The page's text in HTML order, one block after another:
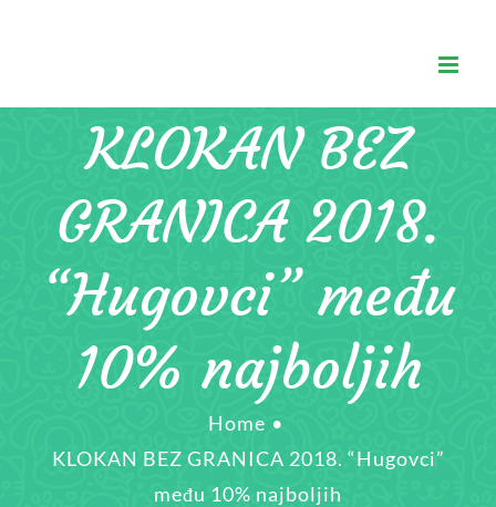
KLOKAN BEZ
GRANICA 2018.
“Hugovci” među
10% najboljih
Home •
KLOKAN BEZ GRANICA 2018. “Hugovci”
među 10% najboljih